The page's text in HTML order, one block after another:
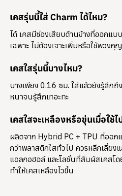
เคสรุ่นนี้ใส่ Charm ได้ไหม?
ได้ เคสมีช่องเสียบด้านข้างที่ออกแบ
เฉพาะ ไม่ต้องเจาะเพิ่มหรือใช้พวงกุ
เคสใสรุ่นนี้บางไหม?
บางเพียง 0.16 ซม. ใส่แล้วยังรู้สึกถึ
หนาจนรู้สึกเทอะทะ
เคสใสจะเหลืองหรือขุ่นเมื่อใช้
ผลิตจาก Hybrid PC + TPU ที่ออก
กว่าพลาสติกใสทั่วไป ควรหลีกเลี่ยง
แอลกอฮอล์ และโลชั่นที่สัมผัสเคสโด
ทำให้เคสเหลืองไวขึ้น